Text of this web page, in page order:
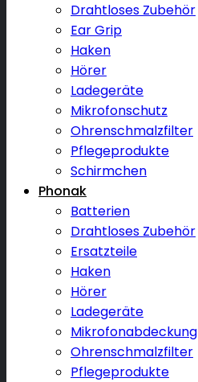
Drahtloses Zubehör
Ear Grip
Haken
Hörer
Ladegeräte
Mikrofonschutz
Ohrenschmalzfilter
Pflegeprodukte
Schirmchen
Phonak
Batterien
Drahtloses Zubehör
Ersatzteile
Haken
Hörer
Ladegeräte
Mikrofonabdeckung
Ohrenschmalzfilter
Pflegeprodukte